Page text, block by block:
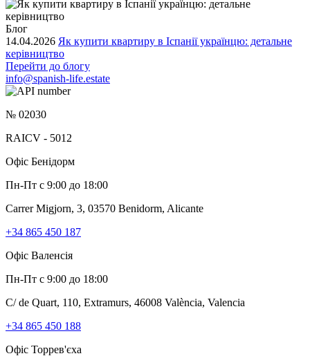
Блог
14.04.2026 Як купити квартиру в Іспанії українцю: детальне
керівництво
Перейти до блогу
info@spanish-life.estate
№ 02030
RAICV - 5012
Офіс Бенідорм
Пн-Пт с 9:00 до 18:00
Carrer Migjorn, 3, 03570 Benidorm, Alicante
+34 865 450 187
Офіс Валенсія
Пн-Пт с 9:00 до 18:00
C/ de Quart, 110, Extramurs, 46008 València, Valencia
+34 865 450 188
Офіс Торрев'єха